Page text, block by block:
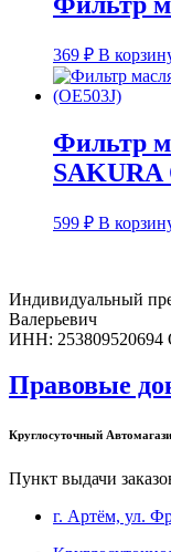
369 ₽ В
Фильтр
SAKURA
599 ₽ В
Индивидуальный
Валерьевич
ИНН:
Правовые
Круглосуточный
Пункт выдачи
г. Артём, ул.